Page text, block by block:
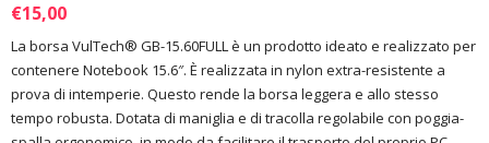
€15,00
La borsa VulTech® GB-15.60FULL è un prodotto ideato e realizzato per
contenere Notebook 15.6″. È realizzata in nylon extra-resistente a
prova di intemperie. Questo rende la borsa leggera e allo stesso
tempo robusta. Dotata di maniglia e di tracolla regolabile con poggia-